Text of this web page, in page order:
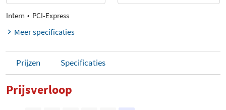
Intern PCI-Express
Meer specificaties
Prijzen Specificaties
Prijsverloop